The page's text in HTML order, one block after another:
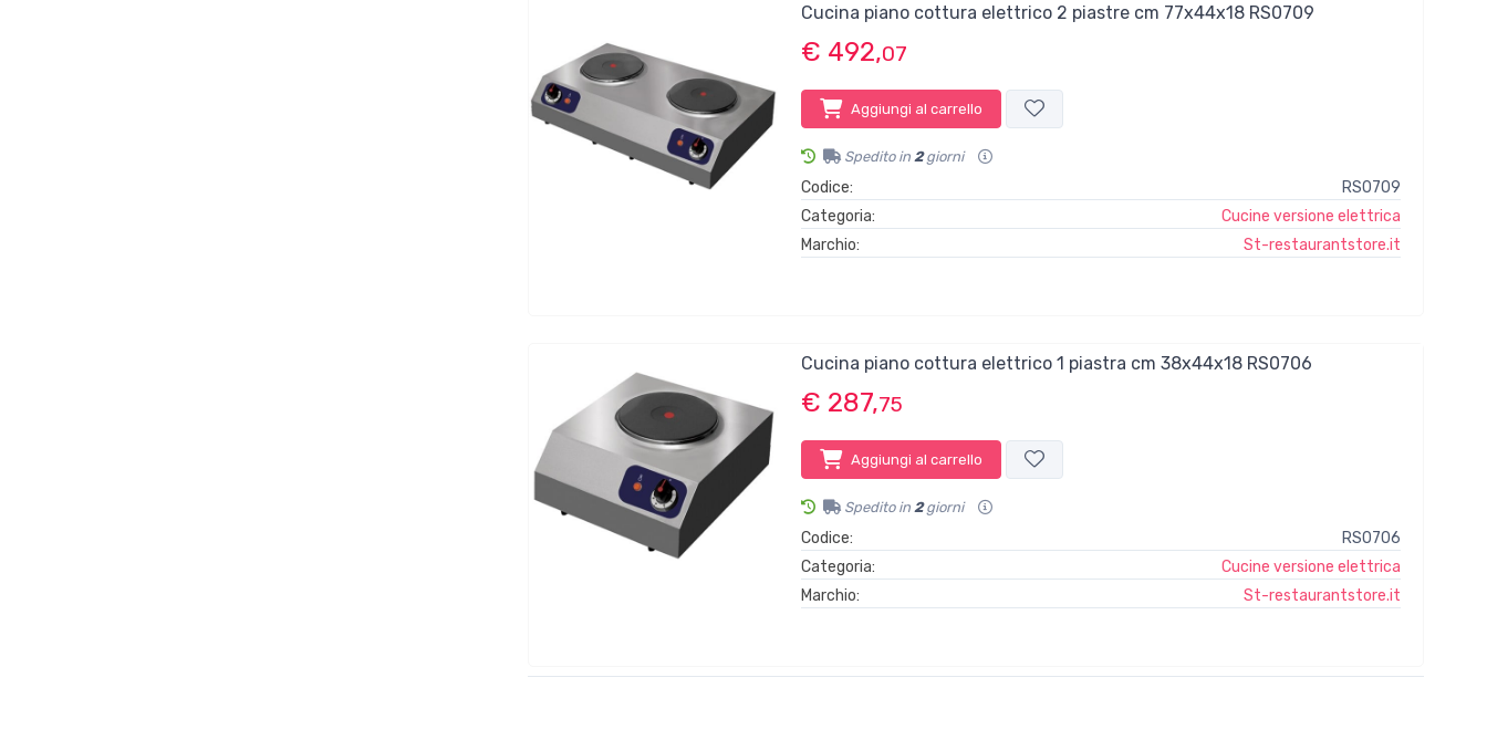
Cucina piano cottura elettrico 2 piastre cm 77x44x18 RS0709
€ 492,07
Aggiungi al carrello
Spedito in 2giorni
Codice:
RS0709
Categoria:
Cucine versione elettrica
Marchio:
St-restaurantstore.it
Cucina piano cottura elettrico 1 piastra cm 38x44x18 RS0706
€ 287,75
Aggiungi al carrello
Spedito in 2giorni
Codice:
RS0706
Categoria:
Cucine versione elettrica
Marchio:
St-restaurantstore.it